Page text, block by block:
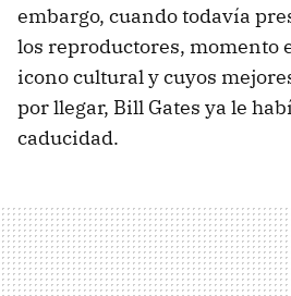
embargo, cuando todavía
los reproductores, momento
icono cultural y cuyos
por llegar, Bill Gates ya le
caducidad.